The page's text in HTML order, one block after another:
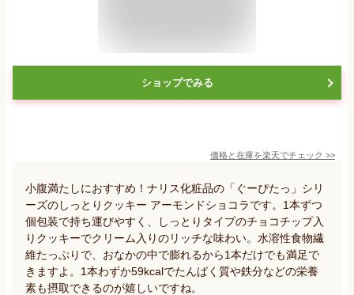
ショップでみる
価格と在庫を楽天でチェック >>
小腹満たしにおすすめ！ナリス化粧品の「ぐーぴたっ」シリ
ーズのしっとりクッキー アーモンドショコラです。1本ずつ
個包装で持ち運びやすく、しっとりタイプのチョコチップ入
りクッキーでクリーム入りのリッチな味わい。水溶性食物繊
維たっぷりで、おなかの中で膨れるから1本だけでも満足で
きますよ。1本わずか59kcalでたんぱく質や鉄分などの栄養
素も摂取できるのが嬉しいですね。